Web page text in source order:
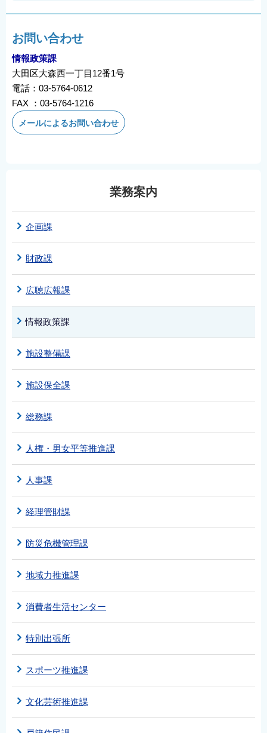
お問い合わせ
情報政策課
大田区大森西一丁目12番1号
電話：03-5764-0612
FAX ：03-5764-1216
メールによるお問い合わせ
業務案内
企画課
財政課
広聴広報課
情報政策課
施設整備課
施設保全課
総務課
人権・男女平等推進課
人事課
経理管財課
防災危機管理課
地域力推進課
消費者生活センター
特別出張所
スポーツ推進課
文化芸術推進課
नेपाली
Filipino